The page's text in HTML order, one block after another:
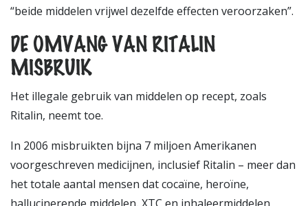
“beide middelen vrijwel dezelfde effecten veroorzaken”.
DE OMVANG VAN RITALIN
MISBRUIK
Het illegale gebruik van middelen op recept, zoals
Ritalin, neemt toe.
In 2006 misbruikten bijna 7 miljoen Amerikanen
voorgeschreven medicijnen, inclusief Ritalin – meer dan
het totale aantal mensen dat cocaïne, heroïne,